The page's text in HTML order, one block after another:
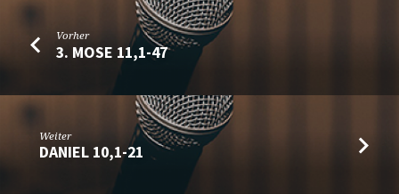
Vorher
3. MOSE 11,1-47
Weiter
DANIEL 10,1-21